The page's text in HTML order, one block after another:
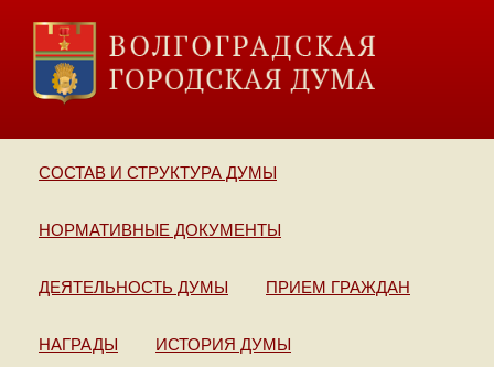
СОСТАВ И СТРУКТУРА ДУМЫ
НОРМАТИВНЫЕ ДОКУМЕНТЫ
ДЕЯТЕЛЬНОСТЬ ДУМЫ ПРИЕМ ГРАЖДАН
НАГРАДЫ ИСТОРИЯ ДУМЫ